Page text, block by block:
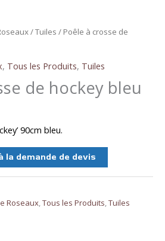
/Tuiles / Poêle à crosse de
, Tous les Produits, Tuiles
de hockey bleu
90cm bleu.
la demande de devis
Roseaux,Tous les Produits,Tuiles